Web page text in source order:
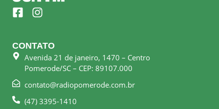
F
a
e
b
o
k
I
n
t
a
g
r
a
m
CONTATO
Avenida 21 de janeiro, 1470 – Centro
Pomerode/SC – CEP: 89107.000
contato@radiopomerode.com.br
(47) 3395-1410